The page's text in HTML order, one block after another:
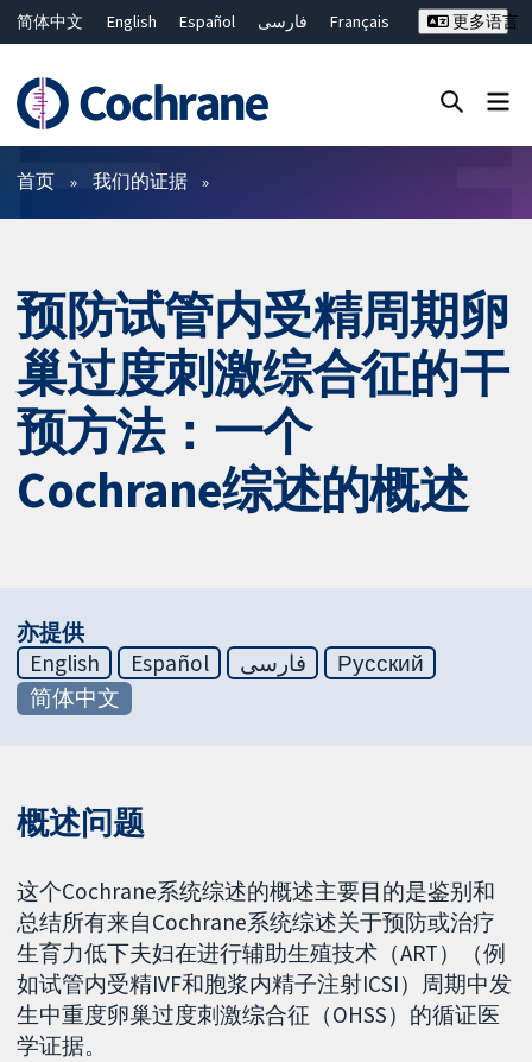
简体中文 English Español فارسی
Français
ไทย
繁體中文
更多语言
过滤
首页 我们的证据
预防试管内受精周期卵
巢过度刺激综合征的干
预方法：一个
Cochrane综述的概述
亦提供
English
Español فارسی
Русский
简体中文
概述问题
这个Cochrane系统综述的概述主要目的是鉴别和
总结所有来自Cochrane系统综述关于预防或治疗
生育力低下夫妇在进行辅助生殖技术（ART）（例
如试管内受精IVF和胞浆内精子注射ICSI）周期中发
生中重度卵巢过度刺激综合征（OHSS）的循证医
学证据。